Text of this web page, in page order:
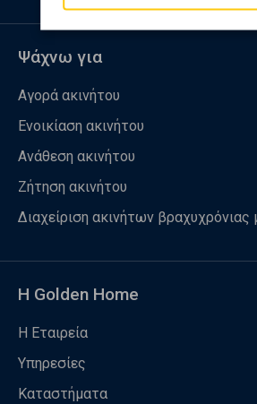
Ψάχνω για
Αγορά ακινήτου
Ενοικίαση ακινήτου
Ανάθεση ακινήτου
Ζήτηση ακινήτου
Διαχείριση ακινήτων
Η Golden Home
Η Εταιρεία
Υπηρεσίες
Καταστήματα